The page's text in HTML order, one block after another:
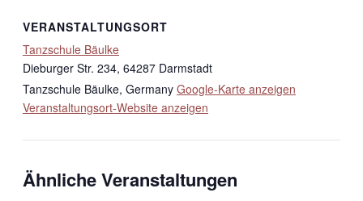
VERANSTALTUNGSORT
Tanzschule Bäulke
Dieburger Str. 234, 64287 Darmstadt
Tanzschule Bäulke, Germany Google-Karte anzeigen
Veranstaltungsort-Website anzeigen
Ähnliche Veranstaltungen